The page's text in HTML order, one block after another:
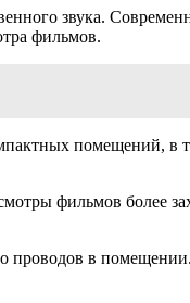
звука.
фильмов.
помещений, в
фильмов
проводов в